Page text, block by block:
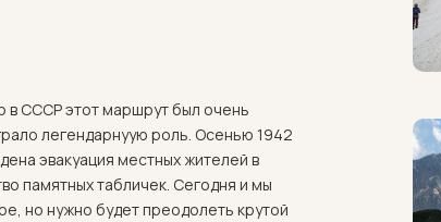
в СССР этот маршрут был очень
легендарнуую роль. Осенью 1942
эвакуация местных жителей в
памятных табличек. Сегодня и мы
но нужно будет преодолеть крутой